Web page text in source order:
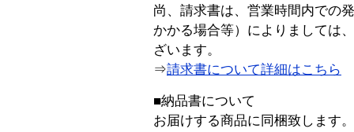
尚、請求書は、営業時間内での
かかる場合等）によりましては
ざいます。
⇒請求書について詳細はこちら
■納品書について
お届けする商品に同梱致します。